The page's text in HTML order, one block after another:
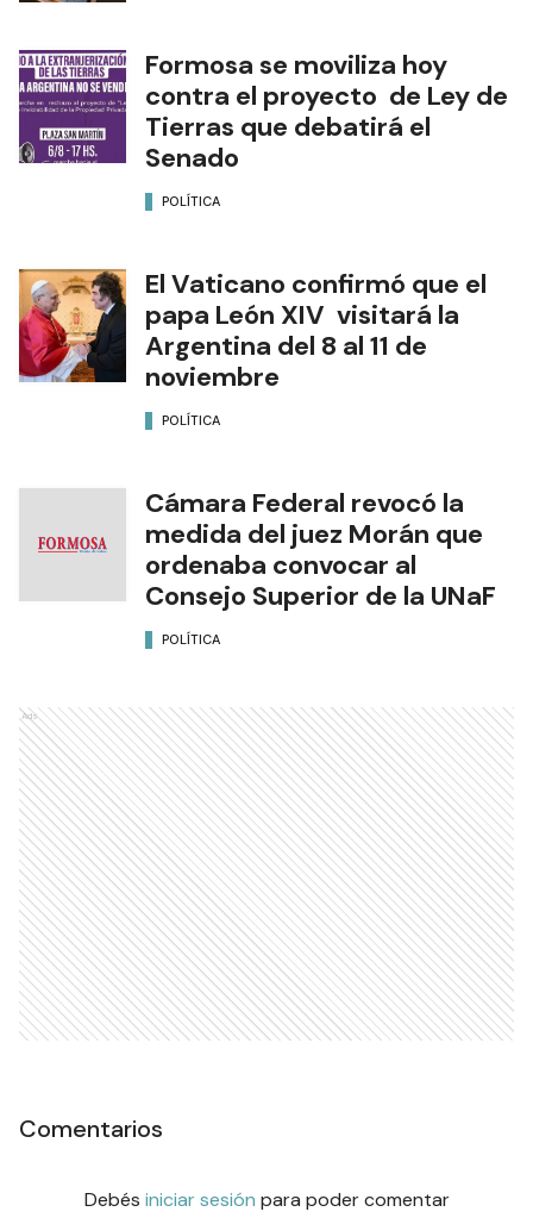
Formosa se moviliza hoy
contra el proyecto de Ley de
Tierras que debatirá el
Senado
POLÍTICA
El Vaticano confirmó que el
papa León XIV visitará la
Argentina del 8 al 11 de
noviembre
POLÍTICA
Cámara Federal revocó la
medida del juez Morán que
ordenaba convocar al
Consejo Superior de la UNaF
POLÍTICA
Ads
Comentarios
Debés iniciar sesión para poder comentar